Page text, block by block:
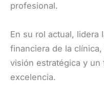
profesional.
En su rol actual, lidera
financiera de la
visión estratégica y un
excelencia.